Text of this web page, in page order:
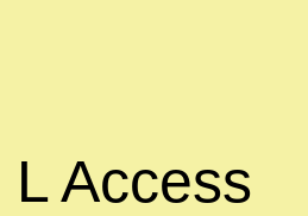
Access